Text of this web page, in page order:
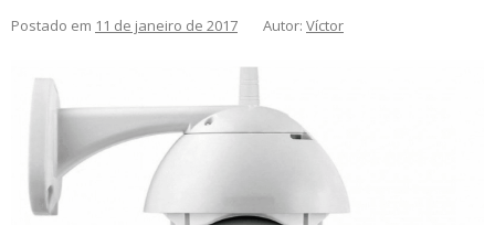
Postado em 11 de janeiro de 2017 Autor: Víctor